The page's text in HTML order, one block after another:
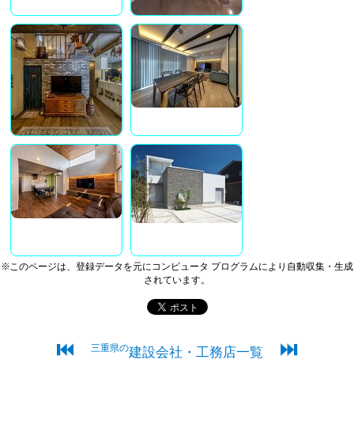
※このページは、登録データを元にコンピュータ プログラムにより自動収集・生成
されています。
⏮ 三重県の建設会社・工務店一覧 ⏭